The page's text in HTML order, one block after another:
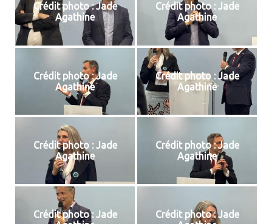
Crédit photo : Jade
Agathine
Crédit photo : Jade
Agathine
Crédit photo : Jade
Agathine
Crédit photo : Jade
Agathine
Crédit photo : Jade
Agathine
Crédit photo : Jade
Agathine
Crédit photo : Jade
Crédit photo : Jade